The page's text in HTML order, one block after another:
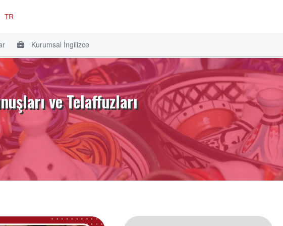
TR
Kurumsal İngilizce
ve Telaffuzları